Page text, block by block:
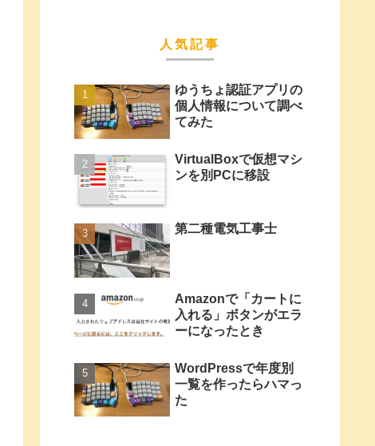
人気記事
ゆうちょ認証アプリの
個人情報について調べ
てみた
VirtualBoxで仮想マシ
ンを別PCに移設
第二種電気工事士
Amazonで「カートに
入れる」ボタンがエラ
ーになったとき
WordPressで年度別
一覧を作ったらハマっ
た